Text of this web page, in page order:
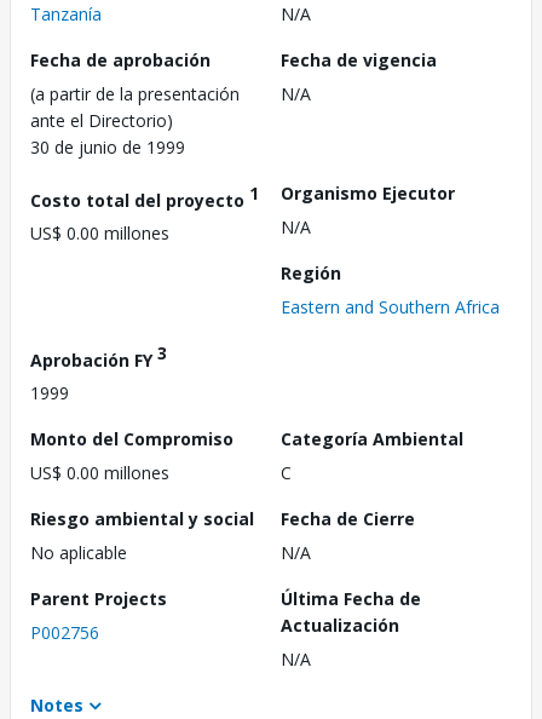
Tanzanía
N/A
Fecha de aprobación
(a partir de la presentación
ante el Directorio)
30 de junio de 1999
Fecha de vigencia
N/A
Costo total del proyecto 1
US$ 0.00 millones
Organismo Ejecutor
N/A
Región
Eastern and Southern Africa
Aprobación FY3
1999
Monto del Compromiso
US$ 0.00 millones
Categoría Ambiental
C
Riesgo ambiental y social
No aplicable
Fecha de Cierre
N/A
Parent Projects
P002756
Última Fecha de
Actualización
N/A
Notes